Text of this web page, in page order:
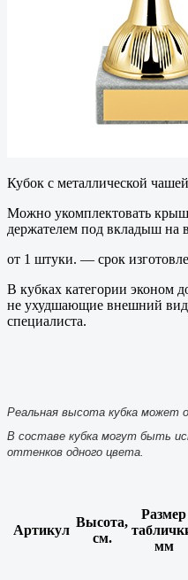
Кубок с металлической
Можно укомплектовать
держателем под вкладыш на
от 1 штуки. — срок
В кубках категории эконом
не ухудшающие внешний
специалиста.
Реальная высота кубка может
В составе кубка могут быть
оттенков одного цвета.
Артикул
Высота,
см.
Размер
мм